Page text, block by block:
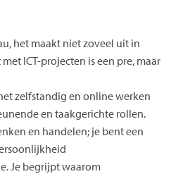
het maakt niet zoveel uit in
ICT-projecten is een pre, maar
zelfstandig en online werken
en taakgerichte rollen.
en handelen; je bent een
Je begrijpt waarom